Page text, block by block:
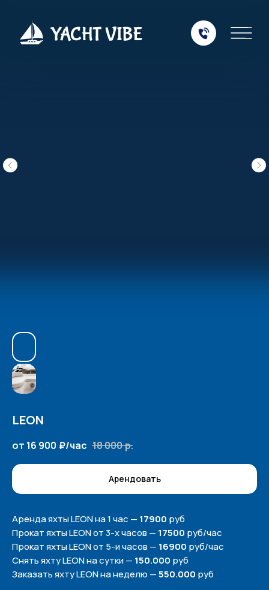
LEON
от 16 900 ₽/час 18 000р.
Арендовать
Аренда яхты LEON на 1 час — 17900 руб
Прокат яхты LEON от 3-х часов — 17500 руб/час
Прокат яхты LEON от 5-и часов — 16900 руб/час
Снять яхту LEON на сутки — 150.000 руб
Заказать яхту LEON на неделю —550.000 руб